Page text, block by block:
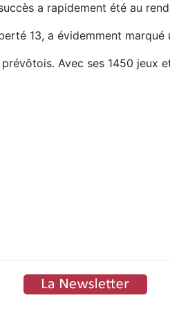
a rapidement été au
13, a évidemment marqué
Avec ses 1450 jeux